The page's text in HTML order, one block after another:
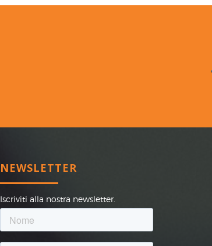
NEWSLETTER
Iscriviti alla nostra newsletter.